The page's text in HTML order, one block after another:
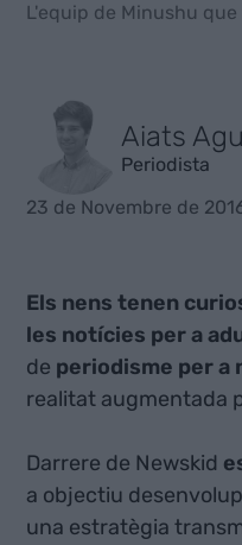
L'equip de Minushu
Aiats
Periodista
23 de Novembre de
Els nens tenen
les notícies per a
de periodisme per a
realitat augmentada
Darrere de Newskid
a objectiu
una estratègia